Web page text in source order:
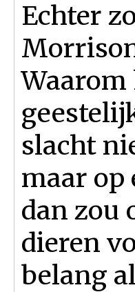
Echter
slacht
maar op
dan zou
dieren
belang